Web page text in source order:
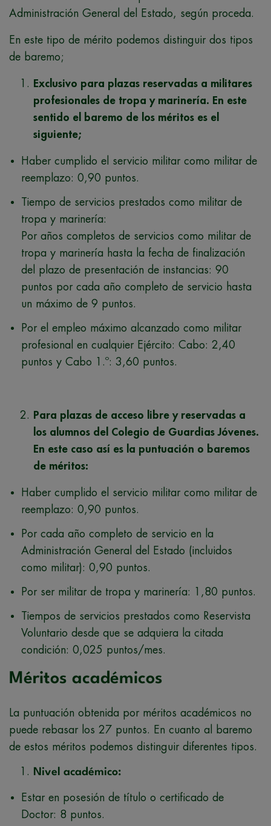
Administración General del Estado, según proceda.
En este tipo de mérito podemos distinguir dos tipos
de baremo;
Exclusivo para plazas reservadas a militares
profesionales de tropa y marinería. En este
sentido el baremo de los méritos es el
siguiente;
Haber cumplido el servicio militar como militar de
reemplazo: 0,90 puntos.
Tiempo de servicios prestados como militar de
tropa y marinería:
Por años completos de servicios como militar de
tropa y marinería hasta la fecha de finalización
del plazo de presentación de instancias: 90
puntos por cada año completo de servicio hasta
un máximo de 9 puntos.
Por el empleo máximo alcanzado como militar
profesional en cualquier Ejército: Cabo: 2,40
puntos y Cabo 1.º: 3,60 puntos.
Para plazas de acceso libre y reservadas a
los alumnos del Colegio de Guardias Jóvenes.
En este caso así es la puntuación o baremos
de méritos:
Haber cumplido el servicio militar como militar de
reemplazo: 0,90 puntos.
Por cada año completo de servicio en la
Administración General del Estado (incluidos
como militar): 0,90 puntos.
Por ser militar de tropa y marinería: 1,80 puntos.
Tiempos de servicios prestados como Reservista
Voluntario desde que se adquiera la citada
condición: 0,025 puntos/mes.
Méritos académicos
La puntuación obtenida por méritos académicos no
puede rebasar los 27 puntos. En cuanto al baremo
de estos méritos podemos distinguir diferentes tipos.
Nivel académico:
Estar en posesión de título o certificado de
Doctor: 8 puntos.